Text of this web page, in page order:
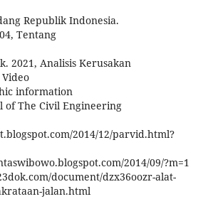
Republik Indonesia.
Tentang
2021, Analisis Kerusakan
information
of The Civil Engineering
2014/12/parvid.html?
2014/09/?m=1
document/dzx36oozr-alat-
jalan.html